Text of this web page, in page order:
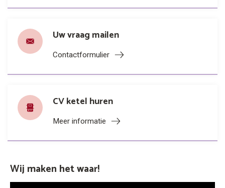
Uw vraag mailen
Contactformulier
CV ketel huren
Meer informatie
Wij maken het waar!